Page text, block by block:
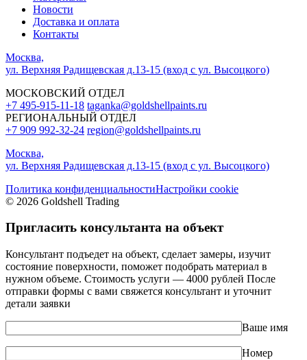
Новости
Доставка и оплата
Контакты
Москва,
ул. Верхняя Радищевская д.13-15 (вход с ул. Высоцкого)
МОСКОВСКИЙ ОТДЕЛ
+7 495-915-11-18 taganka@goldshellpaints.ru
РЕГИОНАЛЬНЫЙ ОТДЕЛ
+7 909 992-32-24‬ region@goldshellpaints.ru
Москва,
ул. Верхняя Радищевская д.13-15 (вход с ул. Высоцкого)
Политика конфиденциальностиНастройки cookie
© 2026 Goldshell Trading
Пригласить консультанта на объект
Консультант подъедет на объект, сделает замеры, изучит
состояние поверхности, поможет подобрать материал в
нужном объеме. Стоимость услуги — 4000 рублей После
отправки формы с вами свяжется консультант и уточнит
детали заявки
Ваше имя
Номер